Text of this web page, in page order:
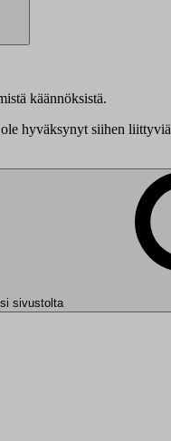
käännöksistä.
hyväksynyt siihen
sivustolta